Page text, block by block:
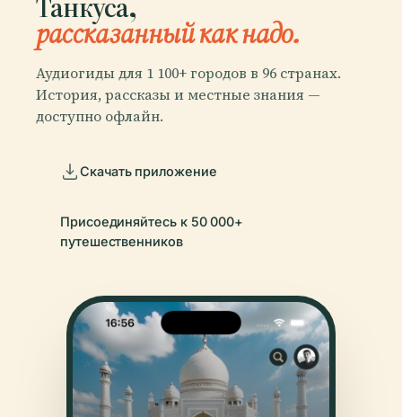
рассказанный как надо.
Аудиогиды для 1 100+ городов в 96 странах.
История, рассказы и местные знания —
доступно офлайн.
Скачать приложение
Присоединяйтесь к 50 000+
путешественников